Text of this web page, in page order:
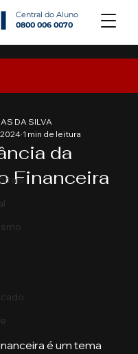
Central do Aluno
0800 006 0070
da
Financeira
DA SILVA
2024 1 min de leitura
é um tema